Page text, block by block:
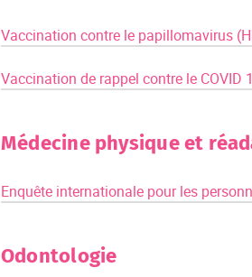
Vaccination contre le papillomavirus
Vaccination de rappel contre le COVID
Médecine physique et
Enquête internationale pour les
Odontologie